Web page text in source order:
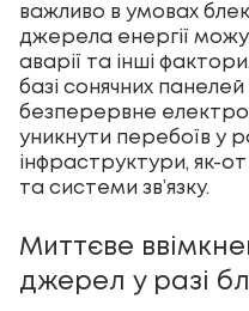
важливо в умовах
джерела енергії
аварії та інші
базі сонячних
безперервне
уникнути перебоїв у
інфраструктури, як-
та системи зв’язку.
Миттєве
джерел у разі